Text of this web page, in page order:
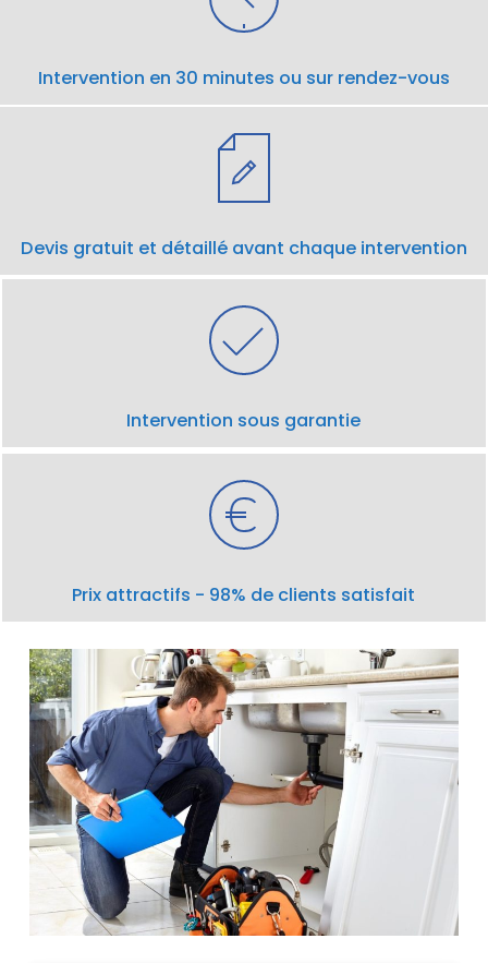
Intervention en 30 minutes ou sur rendez-vous
Devis gratuit et détaillé avant chaque intervention
Intervention sous garantie
Prix attractifs - 98% de clients satisfait